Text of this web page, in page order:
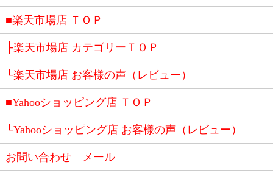
■楽天市場店 ＴＯＰ
├楽天市場店 カテゴリーＴＯＰ
└楽天市場店 お客様の声（レビュー）
■Yahooショッピング店 ＴＯＰ
└Yahooショッピング店 お客様の声（レビュー）
お問い合わせ メール